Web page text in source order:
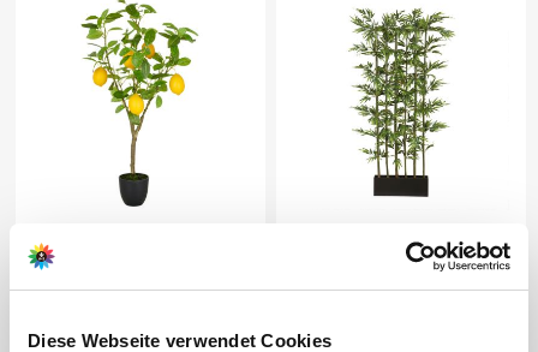
Diese Webseite verwendet Cookies
Kunstbaum Zitronenbaum
1 Stück
Bambusraumteiler mit
Naturstamm